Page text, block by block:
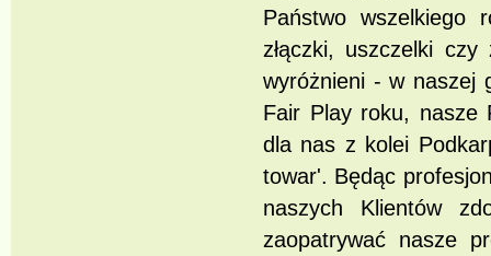
Państwo wszelkiego
złączki, uszczelki
wyróżnieni - w naszej
Fair Play roku, nasze
dla nas z kolei
towar'. Będąc
naszych Klientów
zaopatrywać nasze